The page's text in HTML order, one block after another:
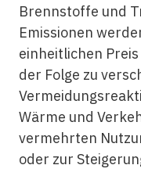
Brennstoffe und
Emissionen
einheitlichen
der Folge zu
Wärme und
vermehrten
oder zur